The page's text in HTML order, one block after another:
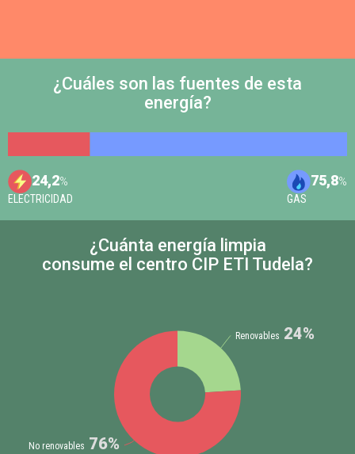
¿Cuáles son las fuentes de esta
energía?
24,2%
ELECTRICIDAD
75,8%
GAS
¿Cuánta energía limpia
consume el centro CIP ETI Tudela?
Renovables 24%
No renovables 76%